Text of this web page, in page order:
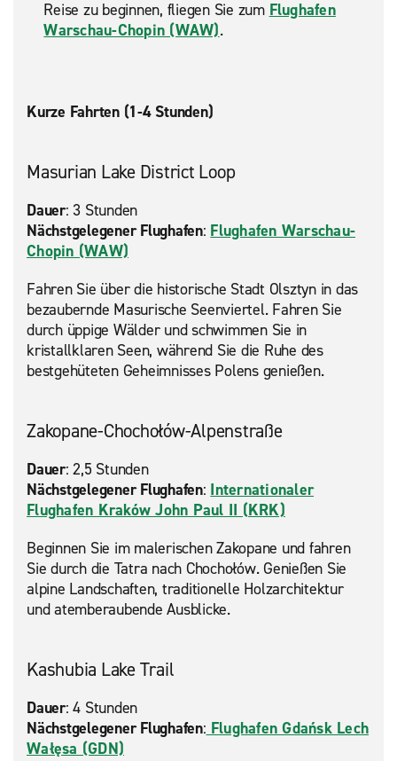
Reise zu beginnen, fliegen Sie zum Flughafen
Warschau-Chopin (WAW).
Kurze Fahrten (1-4 Stunden)
Masurian Lake District Loop
Dauer: 3 Stunden
Nächstgelegener Flughafen: Flughafen Warschau-
Chopin (WAW)
Fahren Sie über die historische Stadt Olsztyn in das
bezaubernde Masurische Seenviertel. Fahren Sie
durch üppige Wälder und schwimmen Sie in
kristallklaren Seen, während Sie die Ruhe des
bestgehüteten Geheimnisses Polens genießen.
Zakopane-Chochołów-Alpenstraße
Dauer: 2,5 Stunden
Nächstgelegener Flughafen: Internationaler
Flughafen Kraków John Paul II (KRK)
Beginnen Sie im malerischen Zakopane und fahren
Sie durch die Tatra nach Chochołów. Genießen Sie
alpine Landschaften, traditionelle Holzarchitektur
und atemberaubende Ausblicke.
Kashubia Lake Trail
Dauer: 4 Stunden
Nächstgelegener Flughafen: Flughafen Gdańsk Lech
Wałęsa (GDN)